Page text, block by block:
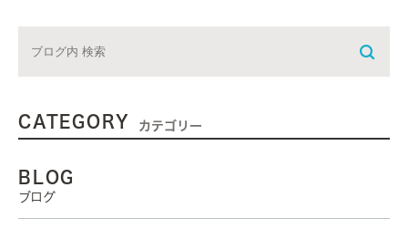
CATEGORY カテゴリー
BLOG
ブログ